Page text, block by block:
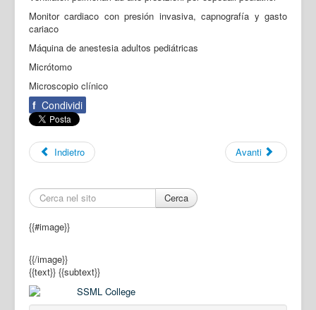
Monitor cardiaco con presión invasiva, capnografía y gasto
cariaco
Máquina de anestesia adultos pediátricas
Micrótomo
Microscopio clínico
f Condividi
Indietro Avanti
Cerca
{{#image}}
{{/image}}
{{text}} {{subtext}}